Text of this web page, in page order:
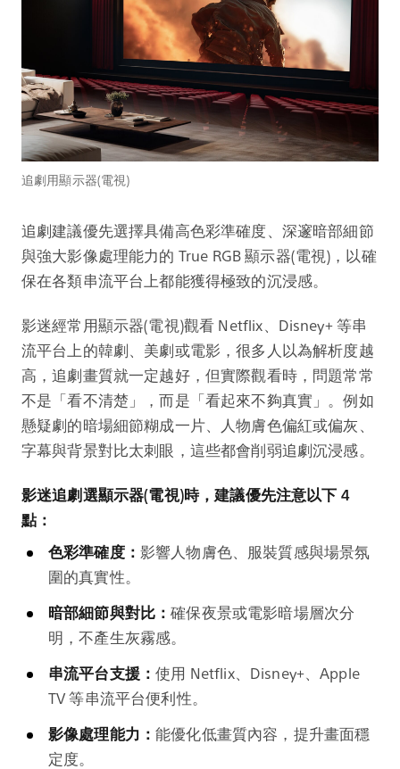
追劇用顯示器(電視)
追劇建議優先選擇具備高色彩準確度、深邃暗部細節
與強大影像處理能力的 True RGB 顯示器(電視)，以確
保在各類串流平台上都能獲得極致的沉浸感。
影迷經常用顯示器(電視)觀看 Netflix、Disney+ 等串
流平台上的韓劇、美劇或電影，很多人以為解析度越
高，追劇畫質就一定越好，但實際觀看時，問題常常
不是「看不清楚」，而是「看起來不夠真實」。例如
懸疑劇的暗場細節糊成一片、人物膚色偏紅或偏灰、
字幕與背景對比太刺眼，這些都會削弱追劇沉浸感。
影迷追劇選顯示器(電視)時，建議優先注意以下 4
點：
色彩準確度： 影響人物膚色、服裝質感與場景氛
圍的真實性。
暗部細節與對比：確保夜景或電影暗場層次分
明，不產生灰霧感。
串流平台支援：使用 Netflix、Disney+、Apple
TV 等串流平台便利性。
影像處理能力：能優化低畫質內容，提升畫面穩
定度。